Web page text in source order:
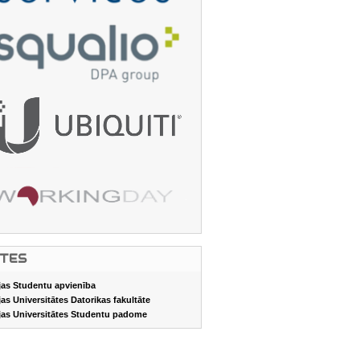
Studentu apvienība
Universitātes Datorikas fakultāte
Universitātes Studentu padome